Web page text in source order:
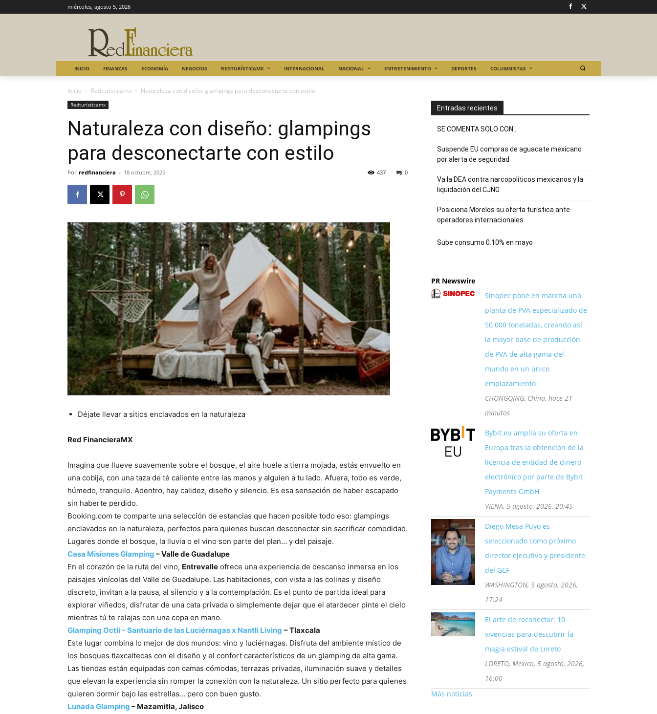
miércoles, agosto 5, 2026
INICIO FINANZAS ECONOMÍA NEGOCIOS REDTURÍSTICAMX INTERNACIONAL NACIONAL ENTRETENIMIENTO DEPORTES COLUMNISTAS
Inicio Redturísticamx Naturaleza con diseño: glampings para desconectarte con estilo
Redturísticamx
Naturaleza con diseño: glampings
para desconectarte con estilo
Por redfinanciera - 18 octubre, 2025 0
437
Déjate llevar a sitios enclavados en la naturaleza
Red FinancieraMX
Imagina que llueve suavemente sobre el bosque, el aire huele a tierra mojada, estás envuelto en
una cobija, con una taza de té caliente entre las manos y alguien a tu lado. Afuera, todo es verde,
húmedo, tranquilo. Adentro, hay calidez, diseño y silencio. Es esa sensación de haber escapado
sin haberte perdido.
Booking.com te comparte una selección de estancias que hacen posible todo eso: glampings
enclavados en la naturaleza, perfectos para quienes buscan desconectar sin sacrificar comodidad.
Lugares donde el bosque, la lluvia o el vino son parte del plan… y del paisaje.
Casa Misiones Glamping – Valle de Guadalupe
En el corazón de la ruta del vino, Entrevalle ofrece una experiencia de descanso inmersa en los
paisajes vinícolas del Valle de Guadalupe. Las habitaciones, con vista a las colinas y diseño
discreto, invitan a la pausa, al silencio y a la contemplación. Es el punto de partida ideal para
explorar viñedos, disfrutar de una cata privada o simplemente dejar que el atardecer pinte el cielo
mientras tú te relajas con una copa en mano.
Glamping Octli – Santuario de las Luciérnagas x Nantli Living – Tlaxcala
Este lugar combina lo mejor de dos mundos: vino y luciérnagas. Disfruta del ambiente místico de
los bosques tlaxcaltecas con el diseño y el confort característicos de un glamping de alta gama.
Las tiendas están equipadas con camas cómodas, terrazas privadas, iluminación suave y detalles
que elevan la experiencia sin romper la conexión con la naturaleza. Un sitio perfecto para quienes
quieren dormir bajo las estrellas… pero con buen gusto.
Lunada Glamping – Mazamitla, Jalisco
Entradas recientes
SE COMENTA SOLO CON…
Suspende EU compras de aguacate mexicano
por alerta de seguridad
Va la DEA contra narcopolíticos mexicanos y la
liquidación del CJNG
Posiciona Morelos su oferta turística ante
operadores internacionales
Sube consumo 0.10% en mayo
PR Newswire
Sinopec pone en marcha una
planta de PVA especializado de
50 000 toneladas, creando así
la mayor base de producción
de PVA de alta gama del
mundo en un único
emplazamiento
CHONGQING, China, hace 21
minutos
Bybit.eu amplía su oferta en
Europa tras la obtención de la
licencia de entidad de dinero
electrónico por parte de Bybit
Payments GmbH
VIENA, 5 agosto, 2026, 20:45
Diego Mesa Puyo es
seleccionado como próximo
director ejecutivo y presidente
del GEF
WASHINGTON, 5 agosto, 2026,
17:24
El arte de reconectar: 10
vivencias para descubrir la
magia estival de Loreto
LORETO, Mexico, 5 agosto, 2026,
16:00
Más noticias